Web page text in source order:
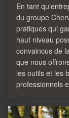
En tant
du groupe
pratiques qui
haut niveau
convaincus de
que nous
les outils et les
professionnels